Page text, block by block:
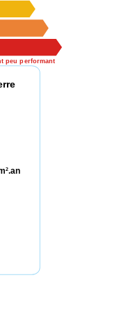
peu performant
2.an